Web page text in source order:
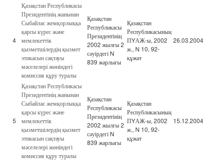
4
Қазақстан Республикасы
Президентінің жанынан
Сыбайлас жемқорлыққа
қарсы күрес және
мемлекеттік
қызметшілердің қызмет
этикасын сақтауы
мәселелері жөніндегі
комиссия құру туралы
Қазақстан
Республикасы
Президентінің
2002 жылғы 2
сәуірдегі N
839 жарлығы
Қазақстан
Республикасының
ПYАЖ-ы, 2002
ж., N 10, 92-
құжат
26.03.2004
5
Қазақстан Республикасы
Президентінің жанынан
Сыбайлас жемқорлыққа
қарсы күрес және
мемлекеттік
қызметшілердің қызмет
этикасын сақтауы
мәселелері жөніндегі
комиссия құру туралы
Қазақстан
Республикасы
Президентінің
2002 жылғы 2
сәуірдегі N
839 жарлығы
Қазақстан
Республикасының
ПYАЖ-ы, 2002
ж., N 10, 92-
құжат
15.12.2004